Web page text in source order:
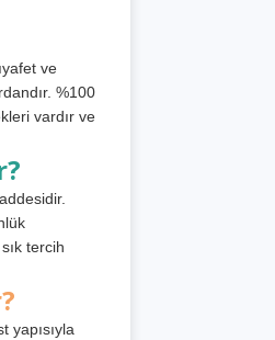
ve
%100
vardır ve
tercih
yapısıyla